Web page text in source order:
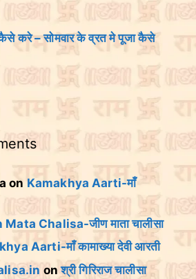
कैसे करे – सोमवार के व्रत मे पूजा कैसे
on Kamakhya Aarti-माँ
Chalisa-जीण माता चालीसा
Aarti-माँ कामाख्या देवी आरती
onश्री गिरिराज चालीसा